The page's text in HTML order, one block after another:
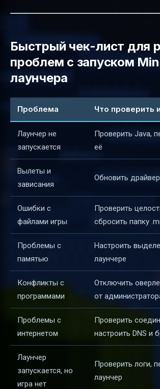
Быстрый чек-лист для
проблем с запуском
лаунчера
Проблема Что проверить
Лаунчер не
запускается
Проверить Java,
её
Вылеты и
зависания
Обновить
Ошибки с
файлами игры
Проверить
сбросить папку
Проблемы с
памятью
Настроить
лаунчере
Конфликты с
программами
Отключить
от
Проблемы с
интернетом
Проверить
настроить DNS и
Лаунчер
запускается, но
игра нет
Проверить логи,
лаунчер